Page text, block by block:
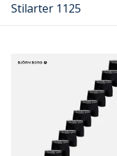
Stilarter 1125